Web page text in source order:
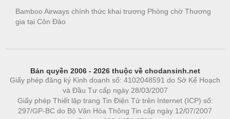
Bamboo Airways chính thức khai trương Phòng chờ Thương
gia tại Côn Đảo
Bản quyền 2006 - 2026 thuộc về chodansinh.net
Giấy phép đăng ký Kinh doanh số: 4102048591 do Sở Kế Hoạch
và Đầu Tư cấp ngày 28/03/2007
Giấy phép Thiết lập trang Tin Điện Tử trên Internet (ICP) số:
297/GP-BC do Bộ Văn Hóa Thông Tin cấp ngày 12/07/2007